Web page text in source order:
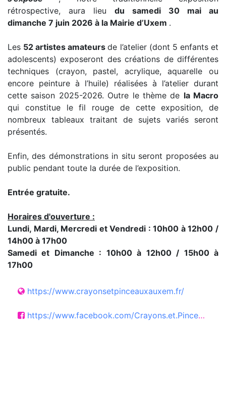
rétrospective, aura lieu du samedi 30 mai au
dimanche 7 juin 2026 à la Mairie d’Uxem .
Les 52 artistes amateursde l’atelier (dont 5 enfants et
adolescents) exposeront des créations de différentes
techniques (crayon, pastel, acrylique, aquarelle ou
encore peinture à l’huile) réalisées à l’atelier durant
cette saison 2025-2026. Outre le thème de la Macro
qui constitue le fil rouge de cette exposition, de
nombreux tableaux traitant de sujets variés seront
présentés.
Enfin, des démonstrations in situ seront proposées au
public pendant toute la durée de l’exposition.
Entrée gratuite.
Horaires d'ouverture :
Lundi, Mardi, Mercredi et Vendredi : 10h00 à 12h00 /
14h00 à 17h00
Samedi et Dimanche : 10h00 à 12h00 / 15h00 à
17h00
https://www.crayonsetpinceauxauxem.fr/
https://www.facebook.com/Crayons.et.Pinceaux.Uxem